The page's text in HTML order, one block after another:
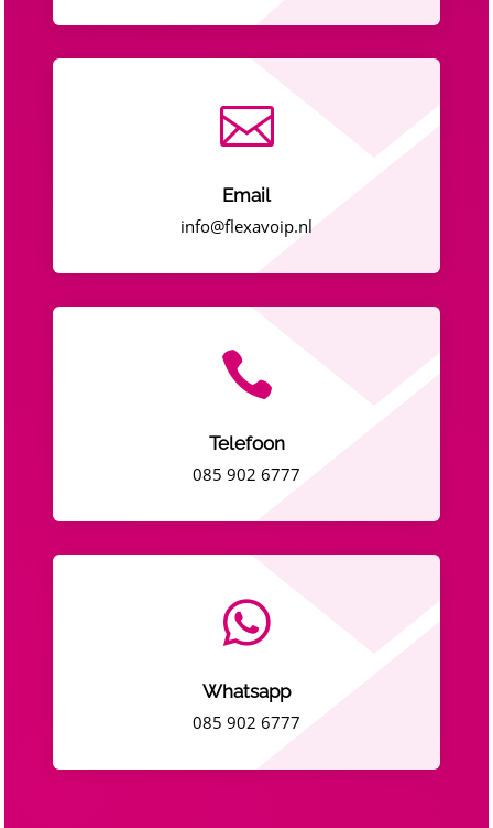

Email
info@flexavoip.nl

Telefoon
085 902 6777

Whatsapp
085 902 6777